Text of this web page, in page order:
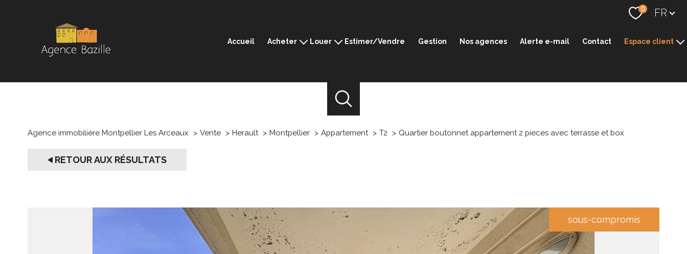
0 Langue
FR
Accueil Acheter Louer
Sommières
Estimer/Vendre Gestion Nos agences Alerte e-mail Contact Espace client
Agence immobilière Montpellier Les Arceaux Vente Herault Montpellier Appartement T2 Quartier boutonnet appartement 2 pieces avec terrasse et box
RETOUR AUX RÉSULTATS
sous-compromis